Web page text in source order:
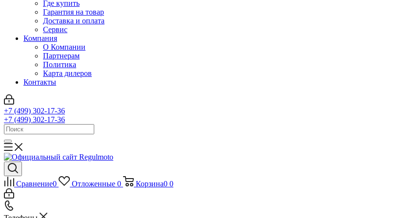
Где купить
Гарантия на товар
Доставка и оплата
Сервис
Компания
О Компании
Партнерам
Политика
Карта дилеров
Контакты
+7 (499) 302-17-36
+7 (499) 302-17-36
Сравнение0 Отложенные 0 Корзина0 0